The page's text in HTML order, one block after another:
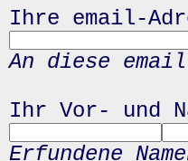
Ihre email-
An diese
Ihr Vor- und
Erfundene